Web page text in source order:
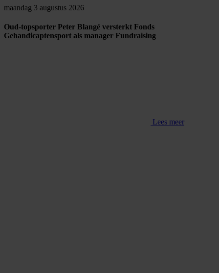
maandag 3 augustus 2026
Oud-topsporter Peter Blangé versterkt Fonds
Gehandicaptensport als manager Fundraising
Lees meer